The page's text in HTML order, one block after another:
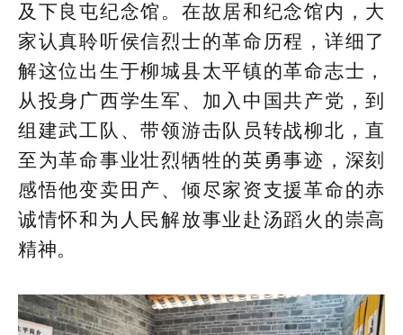
及下良屯纪念馆。在故居和纪念馆内，大
家认真聆听侯信烈士的革命历程，详细了
解这位出生于柳城县太平镇的革命志士，
从投身广西学生军、加入中国共产党，到
组建武工队、带领游击队员转战柳北，直
至为革命事业壮烈牺牲的英勇事迹，深刻
感悟他变卖田产、倾尽家资支援革命的赤
诚情怀和为人民解放事业赴汤蹈火的崇高
精神。